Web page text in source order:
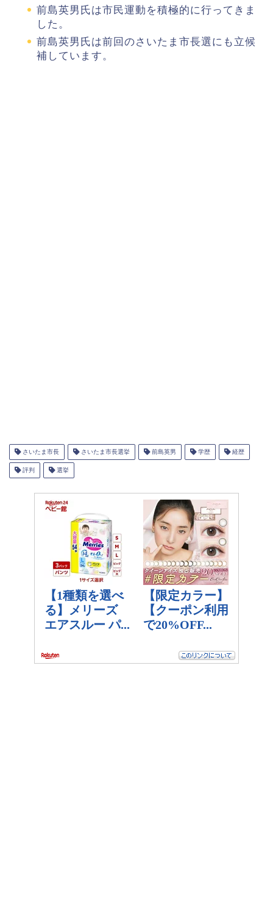
前島英男氏は市民運動を積極的に行ってきま
した。
前島英男氏は前回のさいたま市長選にも立候
補しています。
さいたま市長 さいたま市長選挙 前島英男 学歴 経歴
評判 選挙